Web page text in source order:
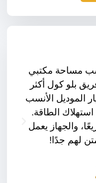
مساحة مكتبي
بلو كول أكثر
الموديل الأنسب
الطاقة.
والجهاز يعمل
لهم جدًا!